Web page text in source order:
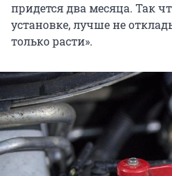
придется два месяца. Так
установке, лучше не
только расти».